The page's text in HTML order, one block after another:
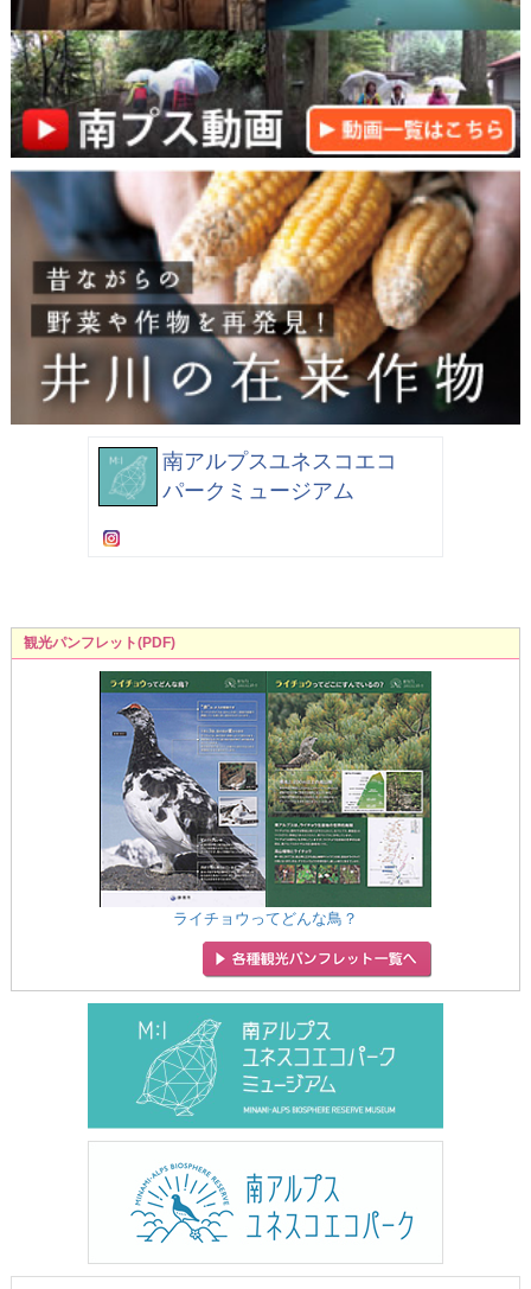
南アルプスユネスコエコ
パークミュージアム
観光パンフレット(PDF)
ライチョウってどんな鳥？